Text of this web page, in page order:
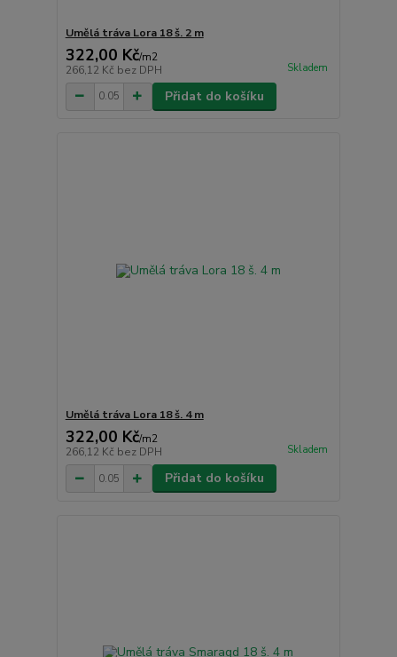
Umělá tráva Lora 18 š. 2 m
322,00 Kč/m2
266,12 Kč bez DPH Skladem
Přidat do košíku
Umělá tráva Lora 18 š. 4 m
322,00 Kč/m2
266,12 Kč bez DPH Skladem
Přidat do košíku